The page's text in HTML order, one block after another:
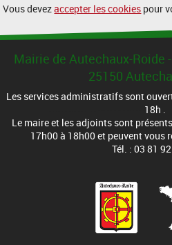
Vous devezaccepter les cookies pour
Mairie de Autechaux-Roide
25150
Les services administratifs sont
18h .
Le maire et les adjoints sont
17h00 à 18h00 et peuvent vous
Tél. : 03 81